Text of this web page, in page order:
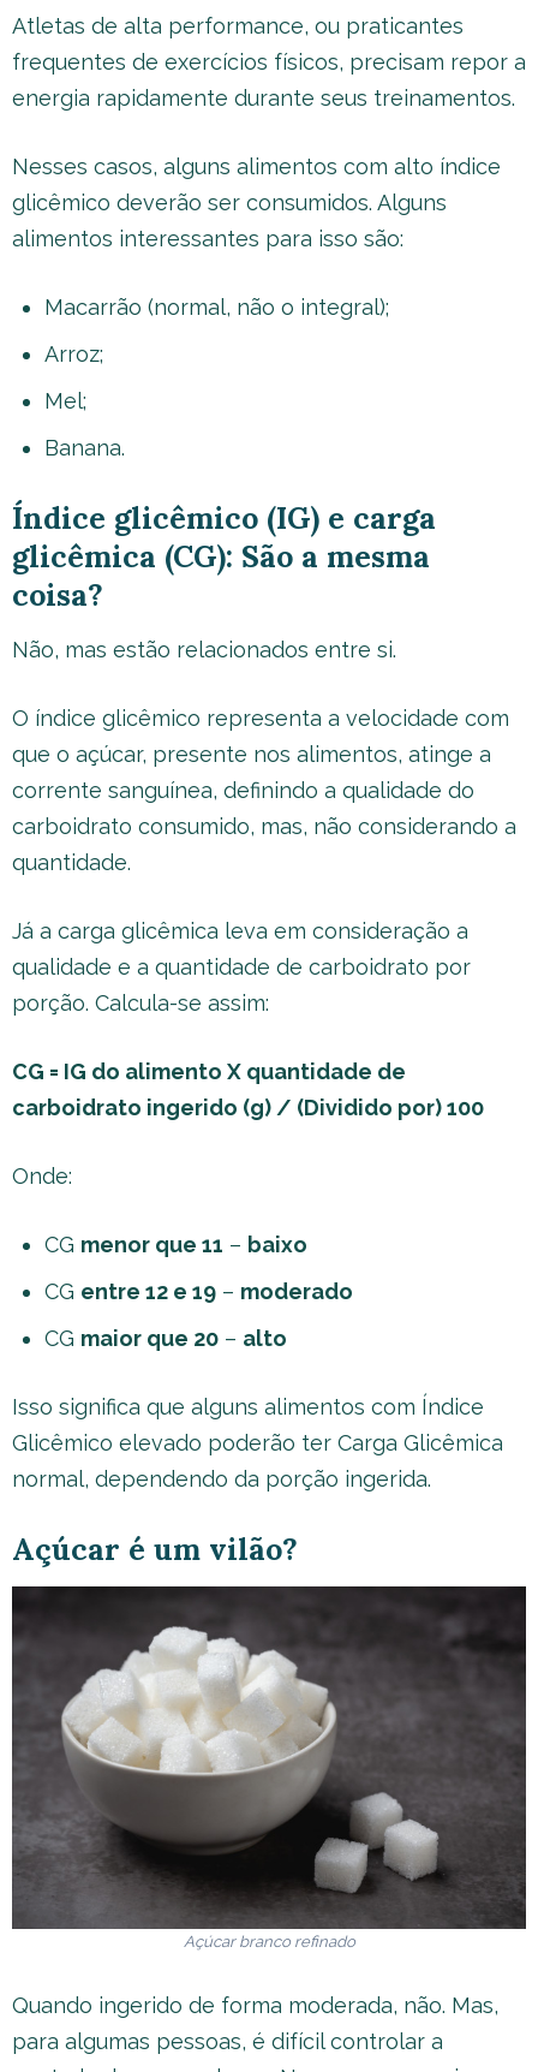
Atletas de alta performance, ou praticantes
frequentes de exercícios físicos, precisam repor a
energia rapidamente durante seus treinamentos.
Nesses casos, alguns alimentos com alto índice
glicêmico deverão ser consumidos. Alguns
alimentos interessantes para isso são:
Macarrão (normal, não o integral);
Arroz;
Mel;
Banana.
Índice glicêmico (IG) e carga
glicêmica (CG): São a mesma
coisa?
Não, mas estão relacionados entre si.
O índice glicêmico representa a velocidade com
que o açúcar, presente nos alimentos, atinge a
corrente sanguínea, definindo a qualidade do
carboidrato consumido, mas, não considerando a
quantidade.
Já a carga glicêmica leva em consideração a
qualidade e a quantidade de carboidrato por
porção. Calcula-se assim:
CG = IG do alimento X quantidade de
carboidrato ingerido (g) / (Dividido por) 100
Onde:
CG menor que 11 – baixo
CG entre 12 e 19 – moderado
CG maior que 20 – alto
Isso significa que alguns alimentos com Índice
Glicêmico elevado poderão ter Carga Glicêmica
normal, dependendo da porção ingerida.
Açúcar é um vilão?
Açúcar branco refinado
Quando ingerido de forma moderada, não. Mas,
para algumas pessoas, é difícil controlar a